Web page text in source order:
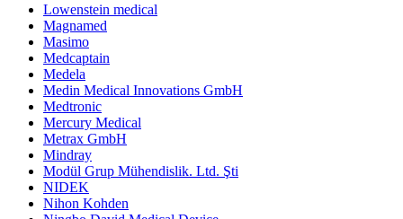
Lowenstein medical
Magnamed
Masimo
Medcaptain
Medela
Medin Medical Innovations GmbH
Medtronic
Mercury Medical
Metrax GmbH
Mindray
Modül Grup Mühendislik. Ltd. Şti
NIDEK
Nihon Kohden